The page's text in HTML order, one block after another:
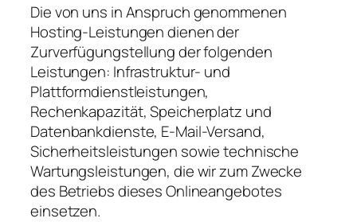
Die von uns in Anspruch genommenen
Hosting-Leistungen dienen der
Zurverfügungstellung der folgenden
Leistungen: Infrastruktur- und
Plattformdienstleistungen,
Rechenkapazität, Speicherplatz und
Datenbankdienste, E-Mail-Versand,
Sicherheitsleistungen sowie technische
Wartungsleistungen, die wir zum Zwecke
des Betriebs dieses Onlineangebotes
einsetzen.